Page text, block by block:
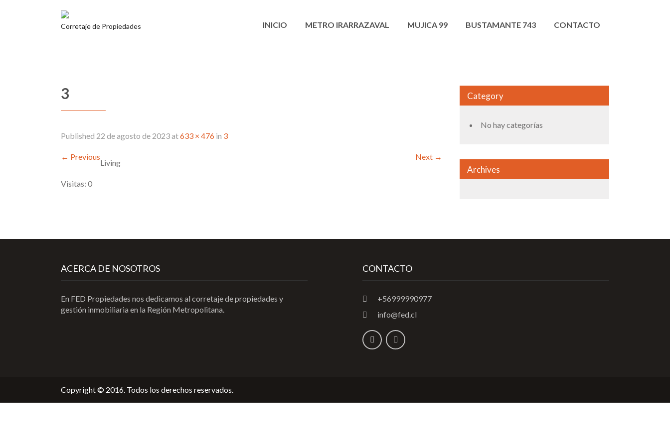
Corretaje de Propiedades INICIO METRO IRARRAZAVAL MUJICA 99 BUSTAMANTE 743 CONTACTO
3
Published 22 de agosto de 2023at633 × 476 in 3
← Previous Next →
Living
Visitas: 0
Category
No hay categorías
Archives
ACERCA DE NOSOTROS
En FED Propiedades nos dedicamos al corretaje de propiedades y
gestión inmobiliaria en la Región Metropolitana.
CONTACTO
+56999990977
info@fed.cl
Copyright © 2016. Todos los derechos reservados.